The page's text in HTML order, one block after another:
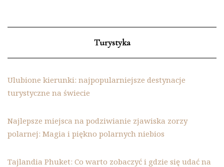
Turystyka
Ulubione kierunki: najpopularniejsze destynacje
turystyczne na świecie
Najlepsze miejsca na podziwianie zjawiska zorzy
polarnej: Magia i piękno polarnych niebios
Tajlandia Phuket: Co warto zobaczyć i gdzie się udać na